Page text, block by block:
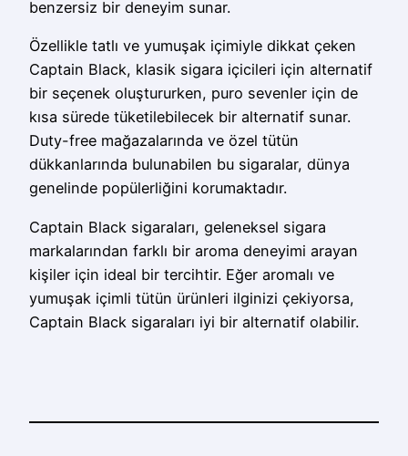
benzersiz bir deneyim sunar.
Özellikle tatlı ve yumuşak içimiyle dikkat çeken
Captain Black, klasik sigara içicileri için alternatif
bir seçenek oluştururken, puro sevenler için de
kısa sürede tüketilebilecek bir alternatif sunar.
Duty-free mağazalarında ve özel tütün
dükkanlarında bulunabilen bu sigaralar, dünya
genelinde popülerliğini korumaktadır.
Captain Black sigaraları, geleneksel sigara
markalarından farklı bir aroma deneyimi arayan
kişiler için ideal bir tercihtir. Eğer aromalı ve
yumuşak içimli tütün ürünleri ilginizi çekiyorsa,
Captain Black sigaraları iyi bir alternatif olabilir.